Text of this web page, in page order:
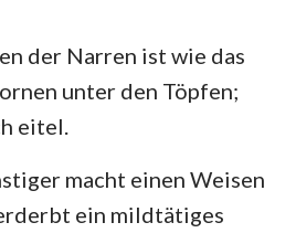
der Narren ist wie das
unter den Töpfen;
eitel.
macht einen Weisen
ein mildtätiges